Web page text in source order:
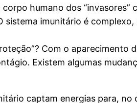
humano dos
imunitário é
Com o
Existem algumas
captam energias para,